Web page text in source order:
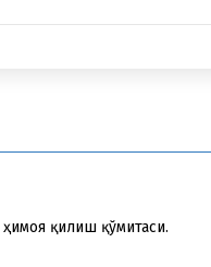
қилиш қўмитаси.